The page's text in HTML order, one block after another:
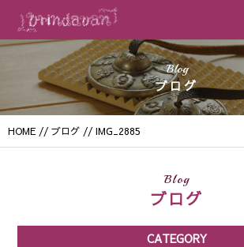
Blog
ブログ
HOME // ブログ // IMG_2885
Blog
ブログ
CATEGORY